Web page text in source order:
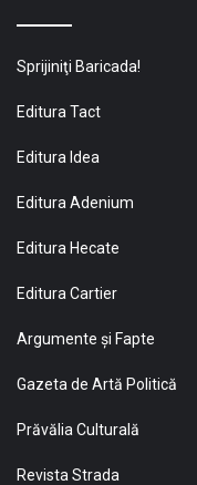
Sprijiniţi Baricada!
Editura Tact
Editura Idea
Editura Adenium
Editura Hecate
Editura Cartier
Argumente și Fapte
Gazeta de Artă Politică
Prăvălia Culturală
Revista Strada